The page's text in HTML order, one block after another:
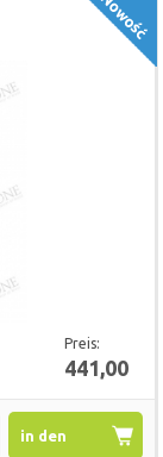
Preis:
441,00
in den